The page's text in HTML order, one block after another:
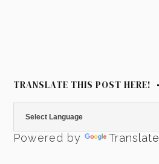
TRANSLATE THIS POST HERE!
Powered by Translate